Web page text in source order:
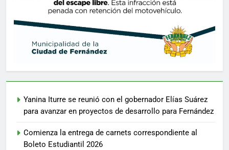
Yanina Iturre se reunió con el gobernador Elías Suárez
para avanzar en proyectos de desarrollo para Fernández
Comienza la entrega de carnets correspondiente al
Boleto Estudiantil 2026